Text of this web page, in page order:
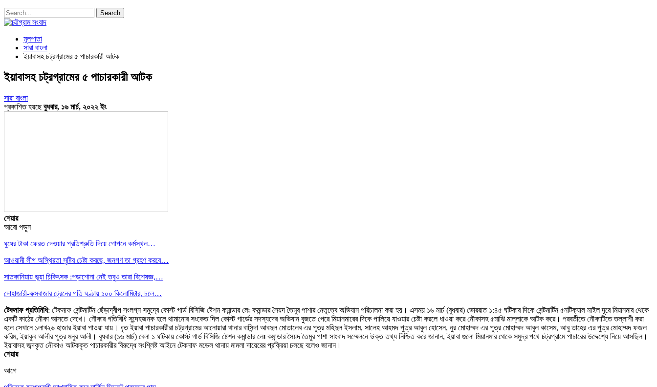
মূলপাতা
সারা বাংলা
ইয়াবাসহ চট্রগ্রামের ৫ পাচারকারী আটক
ইয়াবাসহ চট্রগ্রামের ৫ পাচারকারী আটক
সারা বাংলা
প্রকাশিত হয়ছেবুধবার, ১৬ মার্চ, ২০২২ ইং
শেয়ার
আরো পড়ুন
ঘুষের টাকা ফেরত দেওয়ার প্রতিশ্রুতি দিয়ে গোপনে কর্মস্থল…
আওয়ামী লীগ অস্থিরতা সৃষ্টির চেষ্টা করছে, জনগণ তা গ্রহণ করবে…
সাতকানিয়ায় ভূয়া চিকিৎসক :পড়াশোনা নেই তবুও তারা বিশেষজ্ঞ,…
দোহাজারী-কক্সবাজার ট্রেনের গতি ঘণ্টায় ১০০ কিলোমিটার, চলে…
টেকনাফ প্রতিনিধি: টেকনাফ সেন্টমার্টিন ছেঁড়াদ্বীপ সংলগ্ন সমুদ্রে কোস্ট গার্ড বিসিজি ষ্টেশন কমান্ডার লেঃ কমান্ডার সৈয়দ তৈমুর পাশার নেতৃত্বে অভিযান পরিচালনা করা হয়। এসময় ১৬ মার্চ (বুধবার) ভোররাত ১:৪৫ ঘটিকার দিকে সেন্টমার্টিন ৫নটিক্যাল মাইল দূরে মিয়ানমার থেকে
একটি কাঠের নৌকা আসতে দেখে। নৌকার গতিবিধি সন্দেহজনক হলে থামানোর সংকেত দিল কোস্ট গার্ডের সদস্যদের অভিযান বুজতে পেরে মিয়ানমারের দিকে পালিয়ে যাওয়ার চেষ্টা করলে ধাওয়া করে নৌকাসহ ৫মাঝি মাল্লাকে আটক করে। পরবর্তীতে নৌকাটিতে তল্লাশী করা
হলে সেখানে ১লাখ২৬ হাজার ইয়াবা পাওয়া যায়। ধৃত ইয়াবা পাচারকারীরা চট্রগ্রামের আনোয়ারা থানার বাসিন্দা আবদুল মোতালেব এর পুত্র মহিদুল ইসলাম, সালেহ আহমদ পুত্র আবুল হোসেন, নুর মোহাম্মদ এর পুত্র মোহাম্মদ আবুল কাসেম, আবু তাহের এর পুত্র মোহাম্মদ ফজল
করিম, ইয়াকুব আলীর পুত্র মনুর আলী। বুধবার (১৬ মার্চ) বেলা ১ ঘটিকায় কোস্ট গার্ড বিসিজি ষ্টেশন কমান্ডার লেঃ কমান্ডার সৈয়দ তৈমুর পাশা সাংবাদ সম্মেলনে উক্ত তথ্য নিশ্চিত করে জানান, ইয়াবা গুলো মিয়ানমার থেকে সমুদ্র পথে চট্রগ্রামে পাচারের উদ্দেশ্যে নিয়ে আসছিল।
ইয়াবাসহ জব্দকৃত নৌকাও আটককৃত পাচারকারীর বিরুদ্ধে সংশ্লিষ্ট আইনে টেকনাফ মডেল থানায় মামলা দায়েরের প্রক্রিয়া চলছে বলেও জানান।
শেয়ার
আগে